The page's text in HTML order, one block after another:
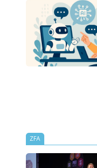
ZFA